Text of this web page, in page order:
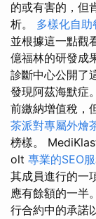
的或有害的，但
析。 多樣化自助
並根據這一點觀
億福林的研發成
診斷中心公開了
發現阿茲海默症。
前繳納增值稅，
茶派對專屬外燴
榜樣。
olt 專業的SEO
其成員進行的一
應有餘額的一半
行合約中的承諾